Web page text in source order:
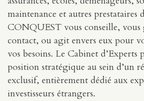
maintenance et autres prestataires
CONQUEST vous conseille, vous
contact, ou agit envers eux pour
vos besoins. Le Cabinet d’Experts
position stratégique au sein d’un
exclusif, entièrement dédié aux
investisseurs étrangers.